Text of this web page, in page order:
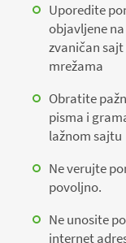
Uporedite
objavljene
zvaničan
mrežama
Obratite
pisma i
lažnom sajtu
Ne verujte
povoljno.
Ne unosite
internet